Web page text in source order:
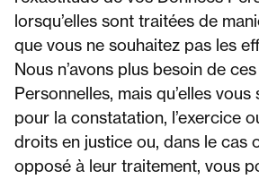
lorsqu’elles sont traitées de
que vous ne souhaitez pas les
Nous n’avons plus besoin de
Personnelles, mais qu’elles
pour la constatation, l’exercice
droits en justice ou, dans le cas
opposé à leur traitement, vous